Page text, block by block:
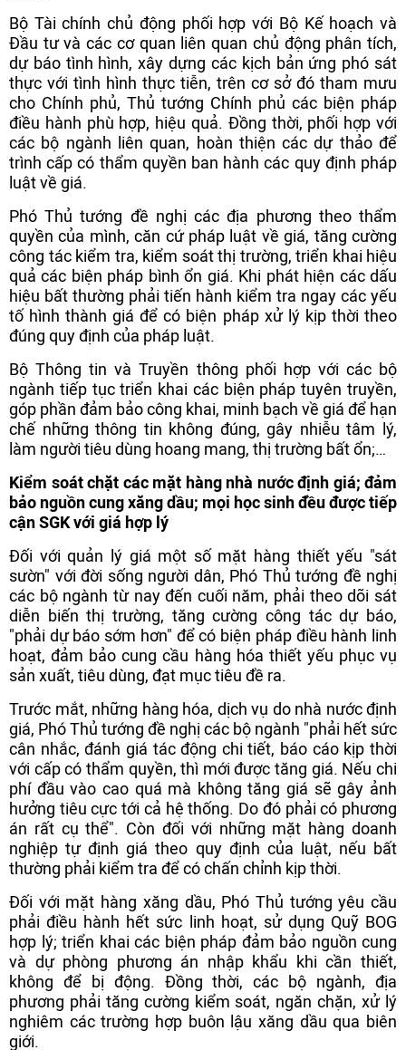
Bộ Tài chính chủ động phối hợp với Bộ Kế hoạch và
Đầu tư và các cơ quan liên quan chủ động phân tích,
dự báo tình hình, xây dựng các kịch bản ứng phó sát
thực với tình hình thực tiễn, trên cơ sở đó tham mưu
cho Chính phủ, Thủ tướng Chính phủ các biện pháp
điều hành phù hợp, hiệu quả. Đồng thời, phối hợp với
các bộ ngành liên quan, hoàn thiện các dự thảo để
trình cấp có thẩm quyền ban hành các quy định pháp
luật về giá.
Phó Thủ tướng đề nghị các địa phương theo thẩm
quyền của mình, căn cứ pháp luật về giá, tăng cường
công tác kiểm tra, kiểm soát thị trường, triển khai hiệu
quả các biện pháp bình ổn giá. Khi phát hiện các dấu
hiệu bất thường phải tiến hành kiểm tra ngay các yếu
tố hình thành giá để có biện pháp xử lý kịp thời theo
đúng quy định của pháp luật.
Bộ Thông tin và Truyền thông phối hợp với các bộ
ngành tiếp tục triển khai các biện pháp tuyên truyền,
góp phần đảm bảo công khai, minh bạch về giá để hạn
chế những thông tin không đúng, gây nhiễu tâm lý,
làm người tiêu dùng hoang mang, thị trường bất ổn;…
Kiểm soát chặt các mặt hàng nhà nước định giá; đảm
bảo nguồn cung xăng dầu; mọi học sinh đều được tiếp
cận SGK với giá hợp lý
Đối với quản lý giá một số mặt hàng thiết yếu "sát
sườn" với đời sống người dân, Phó Thủ tướng đề nghị
các bộ ngành từ nay đến cuối năm, phải theo dõi sát
diễn biến thị trường, tăng cường công tác dự báo,
"phải dự báo sớm hơn" để có biện pháp điều hành linh
hoạt, đảm bảo cung cầu hàng hóa thiết yếu phục vụ
sản xuất, tiêu dùng, đạt mục tiêu đề ra.
Trước mắt, những hàng hóa, dịch vụ do nhà nước định
giá, Phó Thủ tướng đề nghị các bộ ngành "phải hết sức
cân nhắc, đánh giá tác động chi tiết, báo cáo kịp thời
với cấp có thẩm quyền, thì mới được tăng giá. Nếu chi
phí đầu vào cao quá mà không tăng giá sẽ gây ảnh
hưởng tiêu cực tới cả hệ thống. Do đó phải có phương
án rất cụ thể". Còn đối với những mặt hàng doanh
nghiệp tự định giá theo quy định của luật, nếu bất
thường phải kiểm tra để có chấn chỉnh kịp thời.
Đối với mặt hàng xăng dầu, Phó Thủ tướng yêu cầu
phải điều hành hết sức linh hoạt, sử dụng Quỹ BOG
hợp lý; triển khai các biện pháp đảm bảo nguồn cung
và dự phòng phương án nhập khẩu khi cần thiết,
không để bị động. Đồng thời, các bộ ngành, địa
phương phải tăng cường kiểm soát, ngăn chặn, xử lý
nghiêm các trường hợp buôn lậu xăng dầu qua biên
giới.